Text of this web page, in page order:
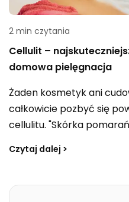
2 min czytania
Cellulit –
domowa pielęgnacja
Żaden kosmetyk ani
całkowicie pozbyć się
cellulitu. "Skórka
wagi czy stylu życia.
redukcji jego widoczności.
Czytaj dalej >